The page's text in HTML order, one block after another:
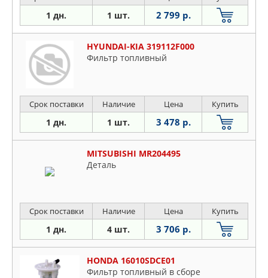
1 дн. 1 шт. 2 799 р.
HYUNDAI-KIA 319112F000
Фильтр топливный
Срок поставки Наличие Цена Купить
1 дн. 1 шт. 3 478 р.
MITSUBISHI MR204495
Деталь
Срок поставки Наличие Цена Купить
1 дн. 4 шт. 3 706 р.
HONDA 16010SDCE01
Фильтр топливный в сборе